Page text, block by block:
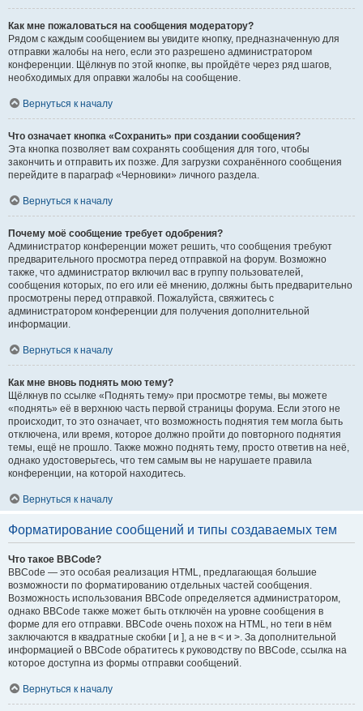
Как мне пожаловаться на сообщения модератору?
Рядом с каждым сообщением вы увидите кнопку, предназначенную для
отправки жалобы на него, если это разрешено администратором
конференции. Щёлкнув по этой кнопке, вы пройдёте через ряд шагов,
необходимых для оправки жалобы на сообщение.
Вернуться к началу
Что означает кнопка «Сохранить» при создании сообщения?
Эта кнопка позволяет вам сохранять сообщения для того, чтобы
закончить и отправить их позже. Для загрузки сохранённого сообщения
перейдите в параграф «Черновики» личного раздела.
Вернуться к началу
Почему моё сообщение требует одобрения?
Администратор конференции может решить, что сообщения требуют
предварительного просмотра перед отправкой на форум. Возможно
также, что администратор включил вас в группу пользователей,
сообщения которых, по его или её мнению, должны быть предварительно
просмотрены перед отправкой. Пожалуйста, свяжитесь с
администратором конференции для получения дополнительной
информации.
Вернуться к началу
Как мне вновь поднять мою тему?
Щёлкнув по ссылке «Поднять тему» при просмотре темы, вы можете
«поднять» её в верхнюю часть первой страницы форума. Если этого не
происходит, то это означает, что возможность поднятия тем могла быть
отключена, или время, которое должно пройти до повторного поднятия
темы, ещё не прошло. Также можно поднять тему, просто ответив на неё,
однако удостоверьтесь, что тем самым вы не нарушаете правила
конференции, на которой находитесь.
Вернуться к началу
Форматирование сообщений и типы создаваемых тем
Что такое BBCode?
BBCode — это особая реализация HTML, предлагающая большие
возможности по форматированию отдельных частей сообщения.
Возможность использования BBCode определяется администратором,
однако BBCode также может быть отключён на уровне сообщения в
форме для его отправки. BBCode очень похож на HTML, но теги в нём
заключаются в квадратные скобки [ и ], а не в < и >. За дополнительной
информацией о BBCode обратитесь к руководству по BBCode, ссылка на
которое доступна из формы отправки сообщений.
Вернуться к началу